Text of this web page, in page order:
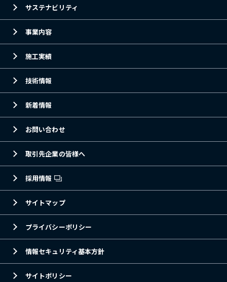
サステナビリティ
事業内容
施工実績
技術情報
新着情報
お問い合わせ
取引先企業の皆様へ
採用情報
サイトマップ
プライバシーポリシー
情報セキュリティ基本方針
サイトポリシー